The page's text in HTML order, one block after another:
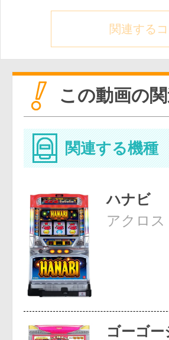
関連する
この動画の
関連する機種
ハナビ
アクロス
ゴーゴ